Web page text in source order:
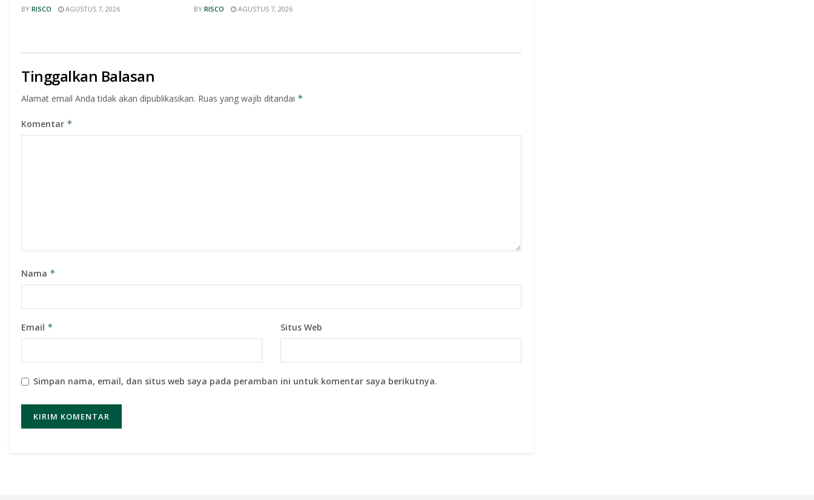
BY RISCO AGUSTUS 7, 2026 BY RISCO AGUSTUS 7, 2026
Tinggalkan Balasan
Alamat email Anda tidak akan dipublikasikan. Ruas yang wajib ditandai *
Komentar *
Nama *
Email * Situs Web
Simpan nama, email, dan situs web saya pada peramban ini untuk komentar saya berikutnya.